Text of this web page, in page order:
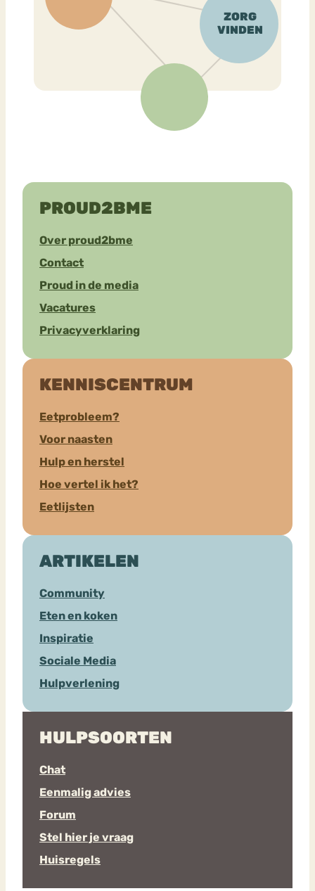
PROUD2BME
Over proud2bme
Contact
Proud in de media
Vacatures
Privacyverklaring
KENNISCENTRUM
Eetprobleem?
Voor naasten
Hulp en herstel
Hoe vertel ik het?
Eetlijsten
ARTIKELEN
Community
Eten en koken
Inspiratie
Sociale Media
Hulpverlening
HULPSOORTEN
Chat
Eenmalig advies
Forum
Stel hier je vraag
Huisregels